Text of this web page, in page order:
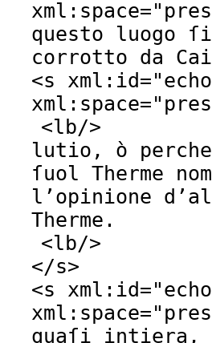
xml:space="
questo luogo
corrotto da
<s xml:id="
xml:space="
<lb/>
lutio, ò
ſuol Therme
l’opinione
Therme.
<lb/>
</s>
<s xml:id="
xml:space="
quaſi intiera,